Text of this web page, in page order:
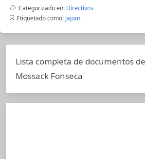
Categorizado en: Directivos
Etiquetado como: Japan
Lista completa de documentos
Mossack Fonseca